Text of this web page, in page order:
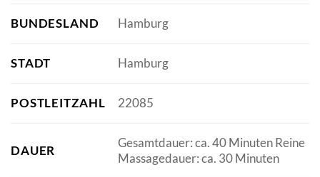
BUNDESLAND Hamburg
STADT Hamburg
POSTLEITZAHL 22085
DAUER
Gesamtdauer: ca. 40 Minuten Reine
Massagedauer: ca. 30 Minuten